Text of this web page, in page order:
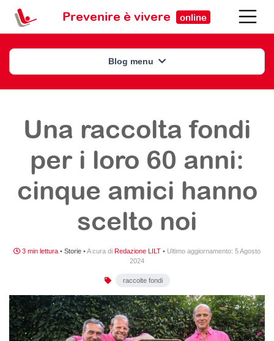
Prevenire è vivere online
Blog menu
Una raccolta fondi
per i loro 60 anni:
cinque amici hanno
scelto noi
3 min lettura • Storie •A cura di Redazione LILT • Ultimo aggiornamento: 5 Agosto
2024
raccolte fondi